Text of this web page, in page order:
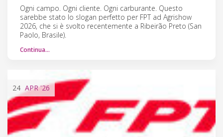
Ogni campo. Ogni cliente. Ogni carburante. Questo
sarebbe stato lo slogan perfetto per FPT ad Agrishow
2026, che si è svolto recentemente a Ribeirão Preto (San
Paolo, Brasile).
Continua…
24 APR'26